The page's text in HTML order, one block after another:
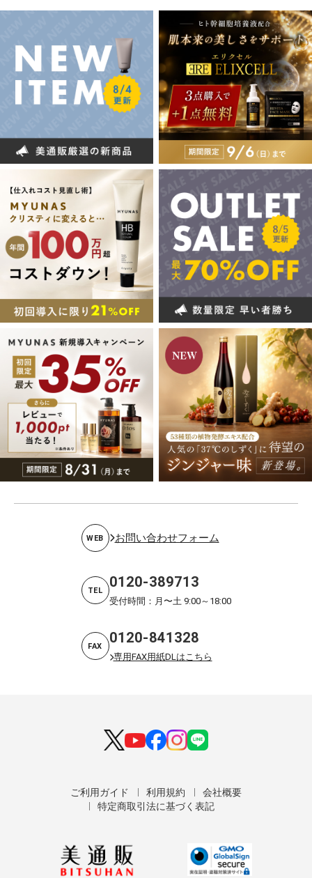
WEB お問い合わせフォーム
TEL 0120-389713
受付時間：月〜土 9:00～18:00
FAX 0120-841328
専用FAX用紙DLはこちら
ご利用ガイド 利用規約
会社概要
特定商取引法に基づく表記